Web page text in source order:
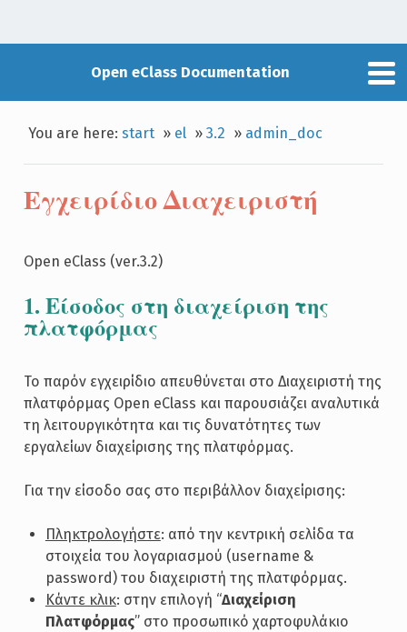
Open eClass Documentation
You are here:start » el »3.2 » admin_doc
Εγχειρίδιο Διαχειριστή
Open eClass (ver.3.2)
1. Είσοδος στη διαχείριση της
πλατφόρμας
Το παρόν εγχειρίδιο απευθύνεται στο Διαχειριστή της
πλατφόρμας Open eClass και παρουσιάζει αναλυτικά
τη λειτουργικότητα και τις δυνατότητες των
εργαλείων διαχείρισης της πλατφόρμας.
Για την είσοδο σας στο περιβάλλον διαχείρισης:
Πληκτρολογήστε: από την κεντρική σελίδα τα
στοιχεία του λογαριασμού (username &
password) του διαχειριστή της πλατφόρμας.
Κάντε κλικ: στην επιλογή “Διαχείριση
Πλατφόρμας” στο προσωπικό χαρτοφυλάκιο